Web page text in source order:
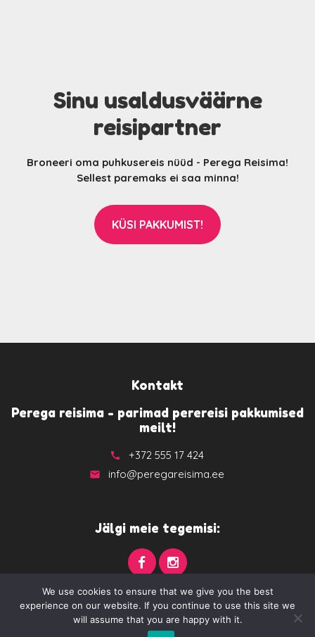
Sinu usaldusväärne
reisipartner
Broneeri oma puhkusereis nüüd - Perega Reisima!
Sellest paremaks ei saa minna!
KÜSI PAKKUMIST!
Kontakt
Perega reisima - parimad perereisi pakkumised
meilt!
call +372 555 17 424
email info@peregareisima.ee
Jälgi meie tegemisi:
Privaatsuspoliitika Oluline info
We use cookies to ensure that we give you the best
experience on our website. If you continue to use this site we
will assume that you are happy with it.